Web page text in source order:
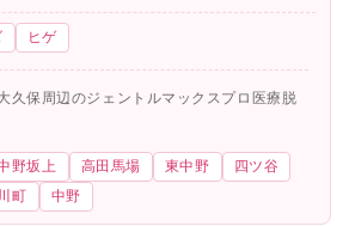
ヒゲ
久保周辺のジェントルマックスプロ医療脱
野坂上 高田馬場 東中野
四ツ谷
町 中野